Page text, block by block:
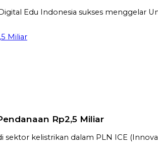
Edu Indonesia sukses menggelar
Miliar
Rp2,5 Miliar
sektor kelistrikan dalam PLN ICE